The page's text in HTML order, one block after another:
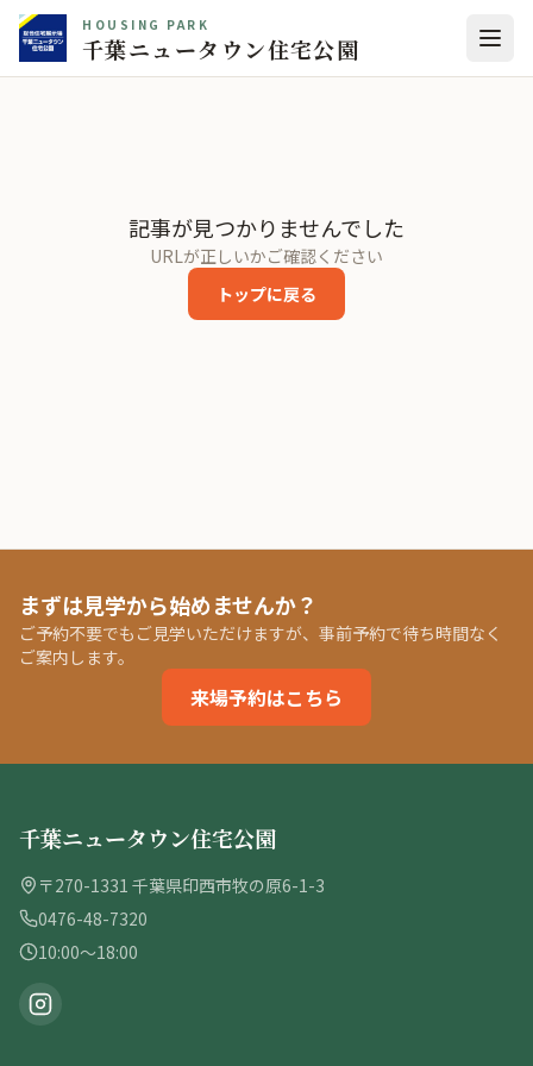
HOUSING PARK
千葉ニュータウン住宅公園
記事が見つかりませんでした
URLが正しいかご確認ください
トップに戻る
まずは見学から始めませんか？
ご予約不要でもご見学いただけますが、事前予約で待ち時間なく
ご案内します。
来場予約はこちら
千葉ニュータウン住宅公園
〒270-1331 千葉県印西市牧の原6-1-3
0476-48-7320
10:00〜18:00